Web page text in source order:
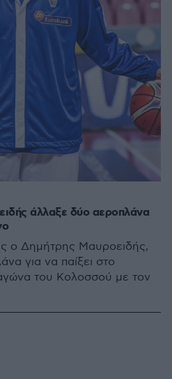
άλλαξε δύο αεροπλάνα
ο Δημήτρης Μαυροειδής,
για να παίξει στο
του Κολοσσού με τον